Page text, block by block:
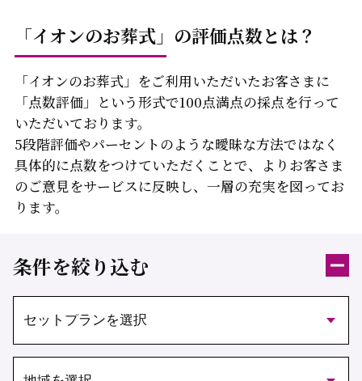
「イオンのお葬式」の評価点数とは？
「イオンのお葬式」をご利用いただいたお客さまに
「点数評価」という形式で100点満点の採点を行って
いただいております。
5段階評価やパーセントのような曖昧な方法ではなく
具体的に点数をつけていただくことで、よりお客さま
のご意見をサービスに反映し、 一層の充実を図ってお
ります。
条件を絞り込む